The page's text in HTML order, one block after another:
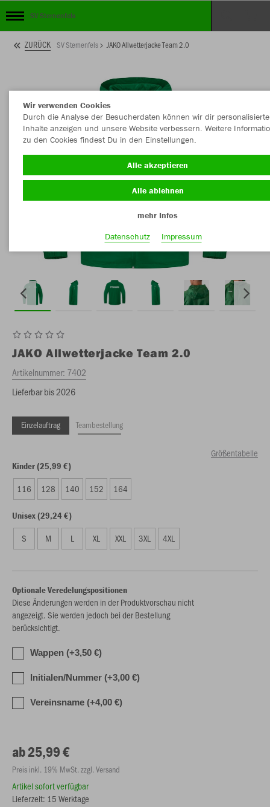
SV Sternenfels
ZURÜCK SV Sternenfels JAKO Allwetterjacke Team 2.0
JAKO Allwetterjacke Team 2.0
Artikelnummer: 7402
Lieferbar bis 2026
Einzelauftrag Teambestellung
Größentabelle
Kinder (25,99 €)
116 128 140 152 164
Unisex (29,24 €)
S M L XL XXL 3XL 4XL
Optionale Veredelungspositionen
Diese Änderungen werden in der Produktvorschau nicht
angezeigt. Sie werden jedoch bei der Bestellung
berücksichtigt.
Wappen (+3,50 €)
Initialen/Nummer (+3,00 €)
Vereinsname (+4,00 €)
ab 25,99 €
Preis inkl. 19% MwSt. zzgl. Versand
Artikel sofort verfügbar
Lieferzeit: 15 Werktage
Wir verwenden Cookies
Durch die Analyse der Besucherdaten können wir dir personalisierte
Inhalte anzeigen und unsere Website verbessern. Weitere
zu den Cookies findest Du in den Einstellungen.
Alle akzeptieren
Alle ablehnen
mehr Infos
Datenschutz
Impressum